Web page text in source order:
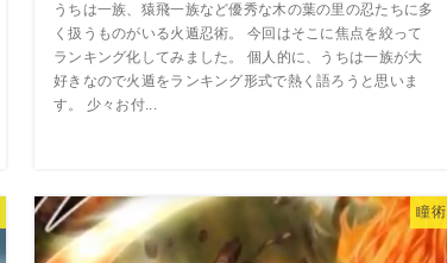
うちは一族、猿飛一族など優秀な木の葉の里の忍たちに多
く扱うものがいる火遁忍術。 今回はそこに焦点を絞って
ランキング化してみました。 個人的に、うちは一族が大
好きなので火遁をランキング形式で熱く語ろうと思いま
す。 少々お付...
瞳術